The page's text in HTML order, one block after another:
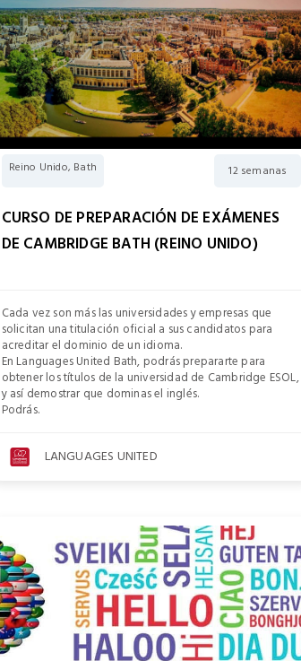
Reino Unido, Bath 12 semanas
CURSO DE PREPARACIÓN DE EXÁMENES
DE CAMBRIDGE BATH (REINO UNIDO)
Cada vez son más las universidades y empresas que
solicitan una titulación oficial a sus candidatos para
acreditar el dominio de un idioma.
En Languages United Bath, podrás prepararte para
obtener los títulos de la universidad de Cambridge ESOL,
y así demostrar que dominas el inglés.
Podrás.
LANGUAGES UNITED